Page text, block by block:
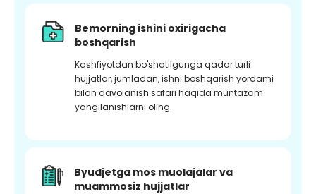
Bemorning ishini oxirigacha
boshqarish
Kashfiyotdan bo'shatilgunga qadar turli
hujjatlar, jumladan, ishni boshqarish yordami
bilan davolanish safari haqida muntazam
yangilanishlarni oling.
Byudjetga mos muolajalar va
muammosiz hujjatlar